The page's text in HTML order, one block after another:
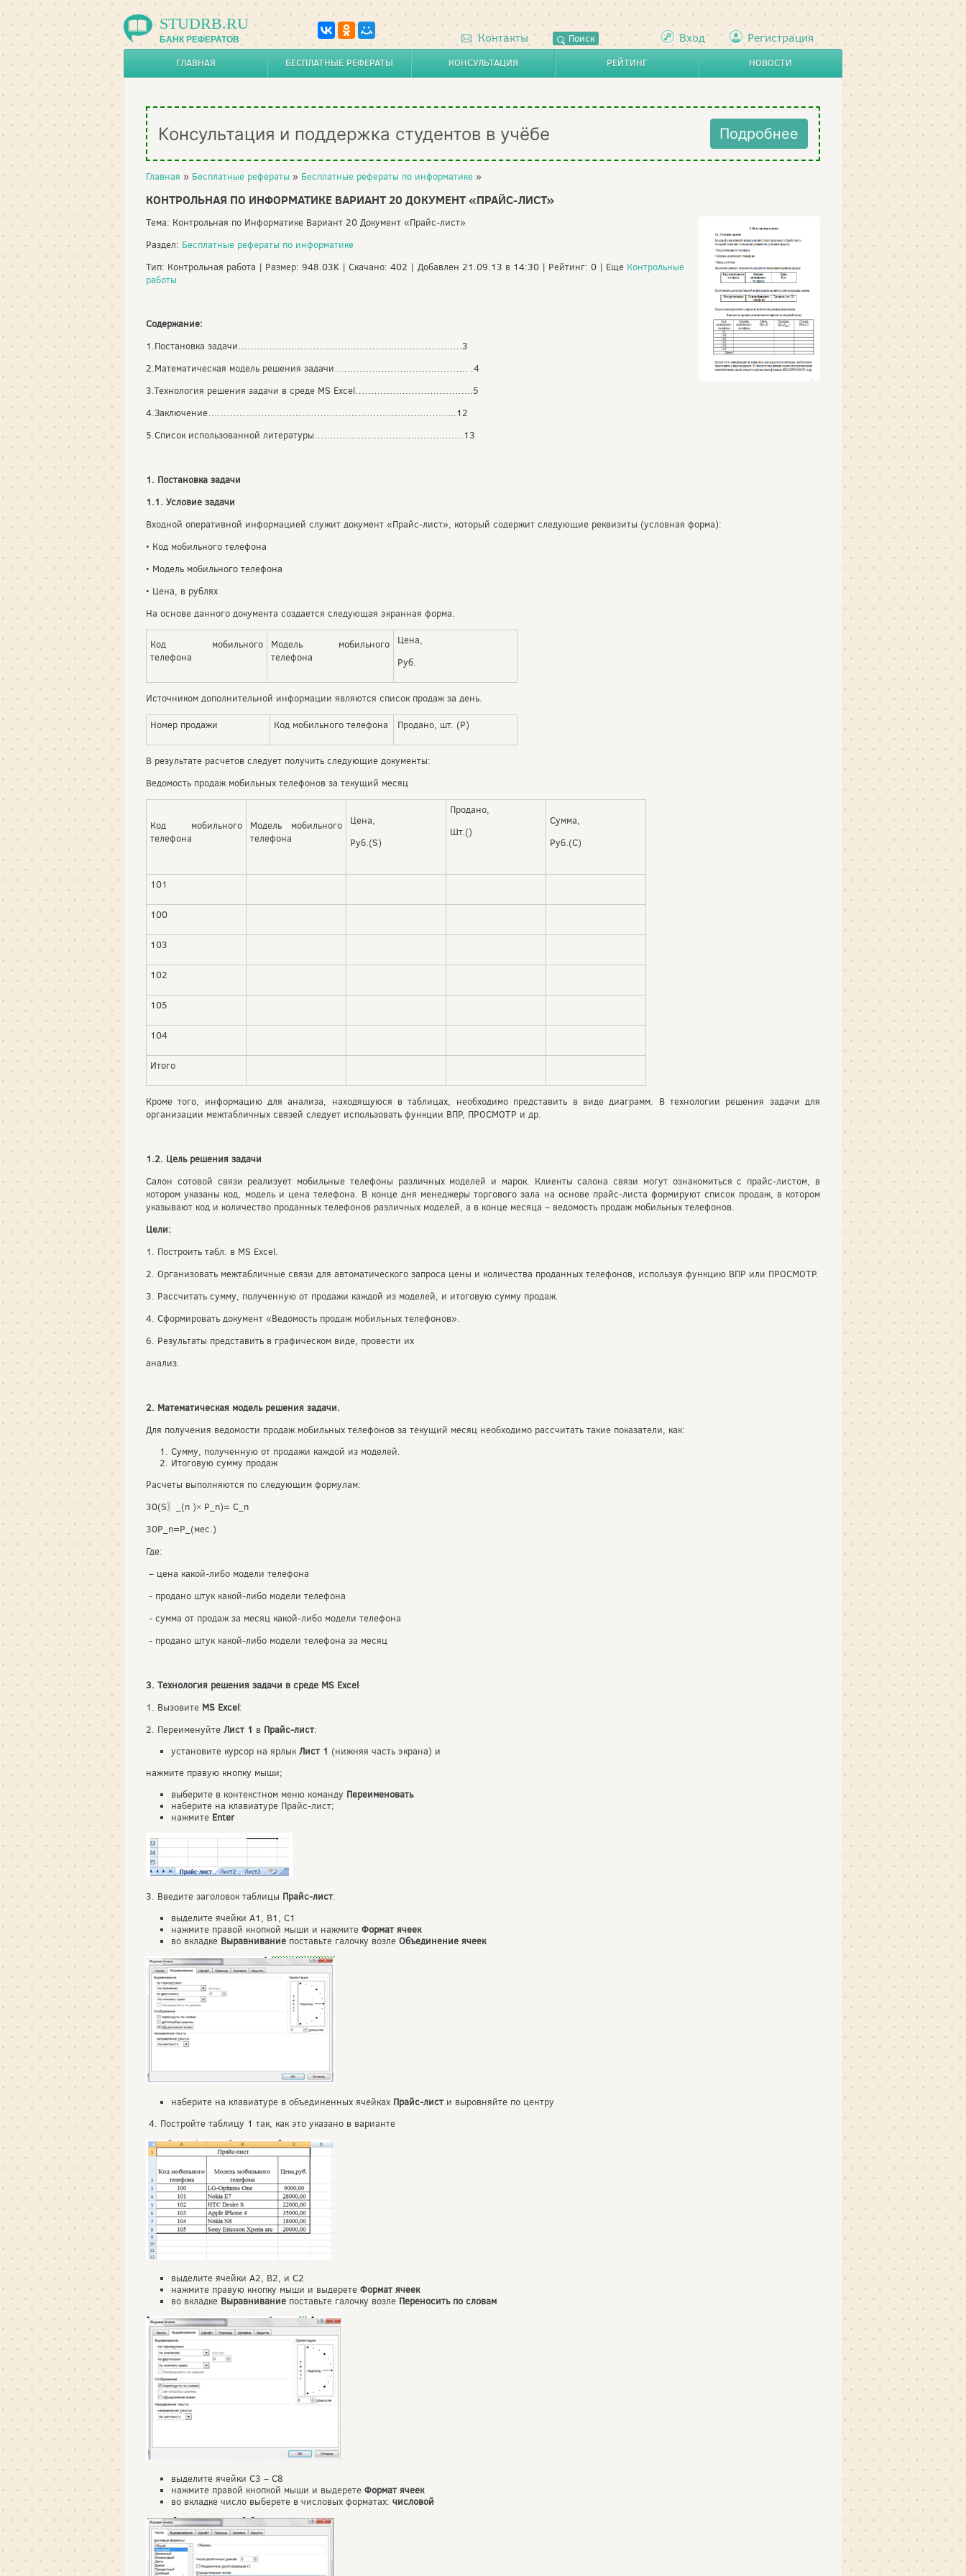
STUDRB.RU
БАНК РЕФЕРАТОВ Контакты Поиск Вход Регистрация
ГЛАВНАЯ БЕСПЛАТНЫЕ РЕФЕРАТЫ КОНСУЛЬТАЦИЯ РЕЙТИНГ НОВОСТИ
Консультация и поддержка студентов в учёбе Подробнее
Главная » Бесплатные рефераты » Бесплатные рефераты по информатике »
КОНТРОЛЬНАЯ ПО ИНФОРМАТИКЕ ВАРИАНТ 20 ДОКУМЕНТ «ПРАЙС-ЛИСТ»
Тема: Контрольная по Информатике Вариант 20 Документ «Прайс-лист»
Раздел: Бесплатные рефераты по информатике
Тип: Контрольная работа | Размер: 948.03K | Скачано: 402 | Добавлен 21.09.13 в 14:30 | Рейтинг: 0 | Еще Контрольные
работы
Содержание:
1.Постановка задачи………………………………………………………………3
2.Математическая модель решения задачи……………………………………. .4
3.Технология решения задачи в среде MS Excel………………………………..5
4.Заключение……………………………………………………………………..12
5.Список использованной литературы…………………………………………13
1. Постановка задачи
1.1. Условие задачи
Входной оперативной информацией служит документ «Прайс-лист», который содержит следующие реквизиты (условная форма):
• Код мобильного телефона
• Модель мобильного телефона
• Цена, в рублях
На основе данного документа создается следующая экранная форма.
Код мобильного
телефона
Модель мобильного
телефона
Цена,
Руб.
Источником дополнительной информации являются список продаж за день.
Номер продажи Код мобильного телефона Продано, шт. (P)
В результате расчетов следует получить следующие документы:
Ведомость продаж мобильных телефонов за текущий месяц
Код мобильного
телефона
Модель мобильного
телефона
Цена,
Руб.(S)
Продано,
Шт.()
Сумма,
Руб.(C)
101
100
103
102
105
104
Итого
Кроме того, информацию для анализа, находящуюся в таблицах, необходимо представить в виде диаграмм. В технологии решения задачи для
организации межтабличных связей следует использовать функции ВПР, ПРОСМОТР и др.
1.2. Цель решения задачи
Салон сотовой связи реализует мобильные телефоны различных моделей и марок. Клиенты салона связи могут ознакомиться с прайс-листом, в
котором указаны код, модель и цена телефона. В конце дня менеджеры торгового зала на основе прайс-листа формируют список продаж, в котором
указывают код и количество проданных телефонов различных моделей, а в конце месяца – ведомость продаж мобильных телефонов.
Цели:
1. Построить табл. в MS Excel.
2. Организовать межтабличные связи для автоматического запроса цены и количества проданных телефонов, используя функцию ВПР или ПРОСМОТР.
3. Рассчитать сумму, полученную от продажи каждой из моделей, и итоговую сумму продаж.
4. Сформировать документ «Ведомость продаж мобильных телефонов».
6. Результаты представить в графическом виде, провести их
анализ.
2. Математическая модель решения задачи.
Для получения ведомости продаж мобильных телефонов за текущий месяц необходимо рассчитать такие показатели, как:
Сумму, полученную от продажи каждой из моделей.
Итоговую сумму продаж
Расчеты выполняются по следующим формулам:
30(S〗_(n )× P_n)= C_n
30P_n=P_(мес.)
Где:
– цена какой-либо модели телефона
- продано штук какой-либо модели телефона
- сумма от продаж за месяц какой-либо модели телефона
- продано штук какой-либо модели телефона за месяц
3. Технология решения задачи в среде MS Excel
1. Вызовите MS Excel:
2. Переименуйте Лист 1 в Прайс-лист:
установите курсор на ярлык Лист 1 (нижняя часть экрана) и
нажмите правую кнопку мыши;
выберите в контекстном меню команду Переименовать
наберите на клавиатуре Прайс-лист;
нажмите Enter
3. Введите заголовок таблицы Прайс-лист:
выделите ячейки A1, B1, C1
нажмите правой кнопкой мыши и нажмите Формат ячеек
во вкладке Выравнивание поставьте галочку возле Объединение ячеек
наберите на клавиатуре в объединенных ячейках Прайс-лист и выровняйте по центру
4. Постройте таблицу 1 так, как это указано в варианте
выделите ячейки А2, В2, и С2
нажмите правую кнопку мыши и выдерете Формат ячеек
во вкладке Выравнивание поставьте галочку возле Переносить по словам
выделите ячейки С3 – С8
нажмите правой кнопкой мыши и выдерете Формат ячеек
во вкладке число выберете в числовых форматах: числовой